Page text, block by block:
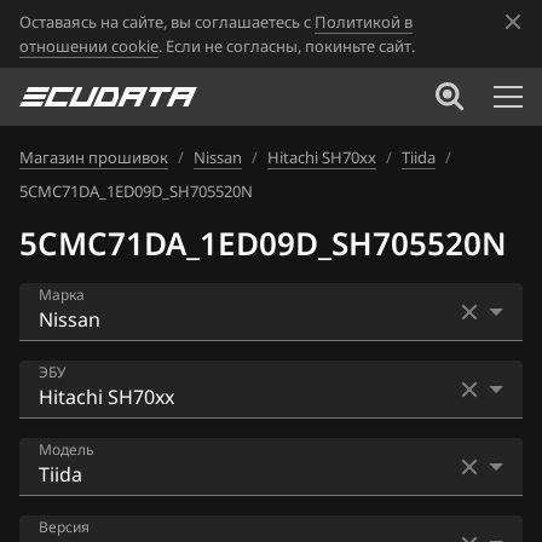
Оставаясь на сайте, вы соглашаетесь с Политикой в
отношении cookie. Если не согласны, покиньте сайт.
Магазин прошивок / Nissan / Hitachi SH70xx / Tiida /
5CMC71DA_1ED09D_SH705520N
5CMC71DA_1ED09D_SH705520N
Марка
Acura
Alfa Romeo
ATLAS
ЭБУ
Bosch EDC16CP33
Bosch EDC17C84
Модель
AD
Версия